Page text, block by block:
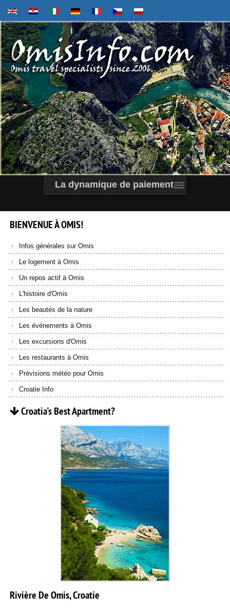
La dynamique de paiement
BIENVENUEÀOMIS!
Infos générales sur Omis
Le logement à Omis
Un repos actif à Omis
L'histoire d'Omis
Les beautés de la nature
Les événements à Omis
Les excursions d'Omis
Les restaurants à Omis
Prévisions météo pour Omis
Croatie Info
Croatia'sBestApartment?
RivièreDeOmis,Croatie